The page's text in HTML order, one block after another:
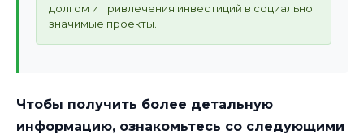
долгом и привлечения инвестиций в социально
значимые проекты.
Чтобы получить более детальную
информацию, ознакомьтесь со следующими